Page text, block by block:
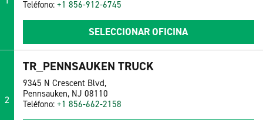
Teléfono: +1 856-912-6745
SELECCIONAR OFICINA
2
TR_PENNSAUKEN TRUCK
9345 N Crescent Blvd,
Pennsauken, NJ 08110
Teléfono: +1 856-662-2158